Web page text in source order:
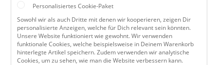
Personalisiertes Cookie-Paket
Sowohl wir als auch Dritte mit denen wir kooperieren, zeigen Dir
personalisierte Anzeigen, welche für Dich relevant sein könnten.
Unsere Website funktioniert wie gewohnt. Wir verwenden
funktionale Cookies, welche beispielsweise in Deinem Warenkorb
hinterlegte Artikel speichern. Zudem verwenden wir analytische
Cookies, um zu sehen, wie man die Website verbessern kann.